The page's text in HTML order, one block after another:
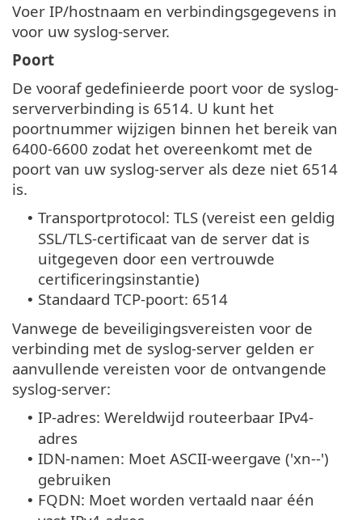
Voer IP/hostnaam en verbindingsgegevens in
voor uw syslog-server.
Poort
De vooraf gedefinieerde poort voor de syslog-
serververbinding is 6514. U kunt het
poortnummer wijzigen binnen het bereik van
6400-6600 zodat het overeenkomt met de
poort van uw syslog-server als deze niet 6514
is.
• Transportprotocol: TLS (vereist een geldig
SSL/TLS-certificaat van de server dat is
uitgegeven door een vertrouwde
certificeringsinstantie)
• Standaard TCP-poort: 6514
Vanwege de beveiligingsvereisten voor de
verbinding met de syslog-server gelden er
aanvullende vereisten voor de ontvangende
syslog-server:
• IP-adres: Wereldwijd routeerbaar IPv4-
adres
• IDN-namen: Moet ASCII-weergave ('xn--')
gebruiken
• FQDN: Moet worden vertaald naar één